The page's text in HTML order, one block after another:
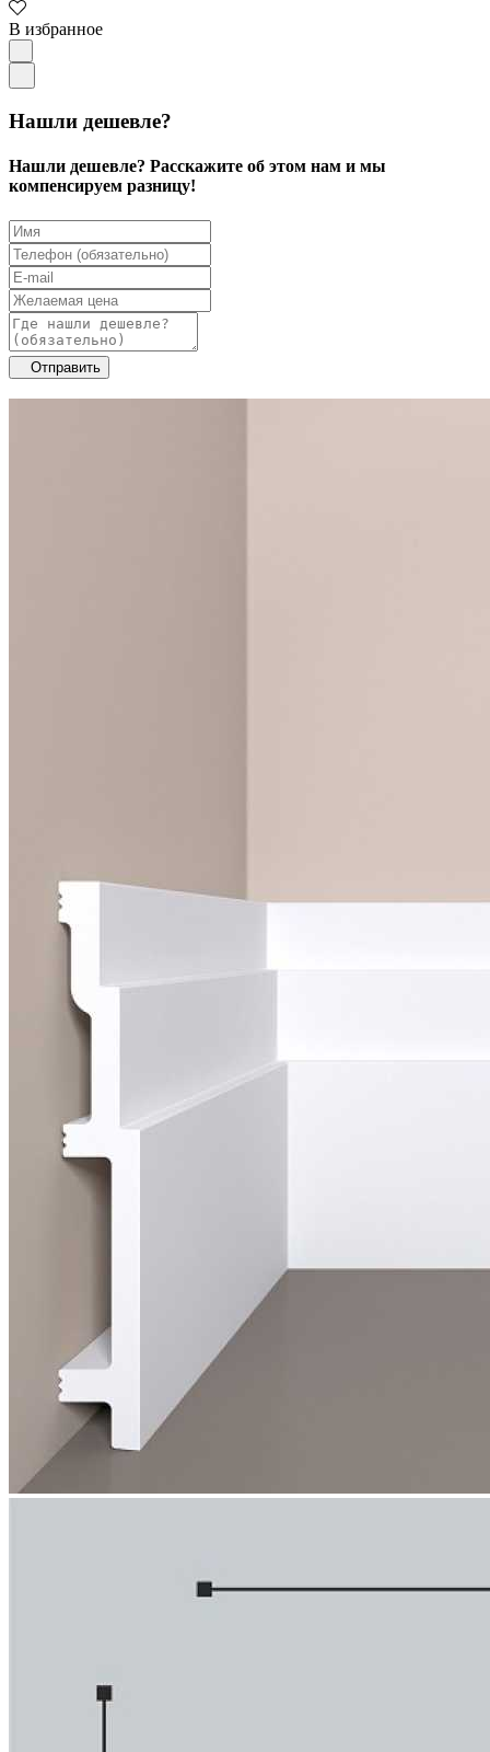
В избранное
Нашли дешевле?
Нашли дешевле? Расскажите об этом нам и мы
компенсируем разницу!
Отправить